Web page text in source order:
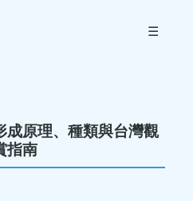
☰
成原理、種類與台灣觀
指南